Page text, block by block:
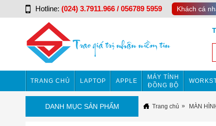
Hotline: (024) 3.7911.966 / 056789 5959 Khách cá
TRANG CHỦ LAPTOP APPLE
MÁY TÍNH
ĐỒNG BỘ
DANH MỤC SẢN PHẨM Trang chủ MÀN